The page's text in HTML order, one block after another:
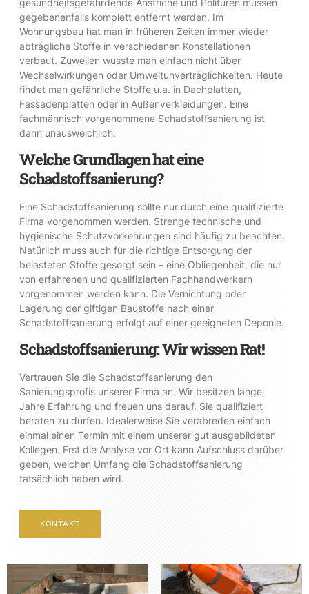
gegebenenfalls komplett entfernt werden. Im
Wohnungsbau hat man in früheren Zeiten immer wieder
abträgliche Stoffe in verschiedenen Konstellationen
verbaut. Zuweilen wusste man einfach nicht über
Wechselwirkungen oder Umweltunverträglichkeiten. Heute
findet man gefährliche Stoffe u.a. in Dachplatten,
Fassadenplatten oder in Außenverkleidungen. Eine
fachmännisch vorgenommene Schadstoffsanierung ist
dann unausweichlich.
Welche Grundlagen hat eine
Schadstoffsanierung?
Eine Schadstoffsanierung sollte nur durch eine qualifizierte
Firma vorgenommen werden. Strenge technische und
hygienische Schutzvorkehrungen sind häufig zu beachten.
Natürlich muss auch für die richtige Entsorgung der
belasteten Stoffe gesorgt sein – eine Obliegenheit, die nur
von erfahrenen und qualifizierten Fachhandwerkern
vorgenommen werden kann. Die Vernichtung oder
Lagerung der giftigen Baustoffe nach einer
Schadstoffsanierung erfolgt auf einer geeigneten Deponie.
Schadstoffsanierung: Wir wissen Rat!
Vertrauen Sie die Schadstoffsanierung den
Sanierungsprofis unserer Firma an. Wir besitzen lange
Jahre Erfahrung und freuen uns darauf, Sie qualifiziert
beraten zu dürfen. Idealerweise Sie verabreden einfach
einmal einen Termin mit einem unserer gut ausgebildeten
Kollegen. Erst die Analyse vor Ort kann Aufschluss darüber
geben, welchen Umfang die Schadstoffsanierung
tatsächlich haben wird.
KONTAKT